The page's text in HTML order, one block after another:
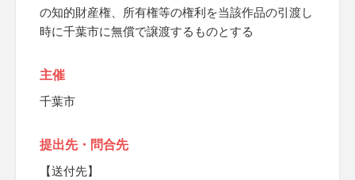
の知的財産権、所有権等の権利を当該作品の引渡し
時に千葉市に無償で譲渡するものとする
主催
千葉市
提出先・問合先
【送付先】